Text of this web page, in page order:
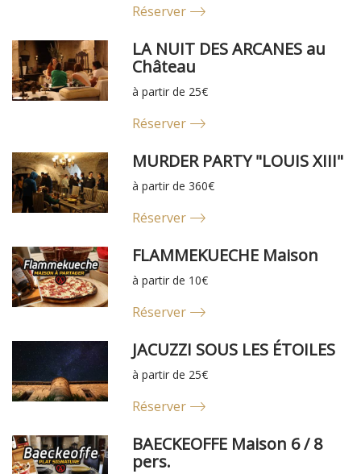
Réserver
LA NUIT DES ARCANES au
Château
à partir de 25€
Réserver
MURDER PARTY "LOUIS XIII"
à partir de 360€
Réserver
FLAMMEKUECHE Maison
à partir de 10€
Réserver
JACUZZI SOUS LES ÉTOILES
à partir de 25€
Réserver
BAECKEOFFE Maison 6 / 8
pers.